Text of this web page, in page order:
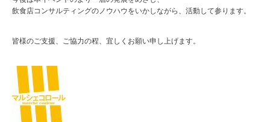
飲食店コンサルティングのノウハウをいかしながら、活動して参ります。
皆様のご支援、ご協力の程、宜しくお願い申し上げます。